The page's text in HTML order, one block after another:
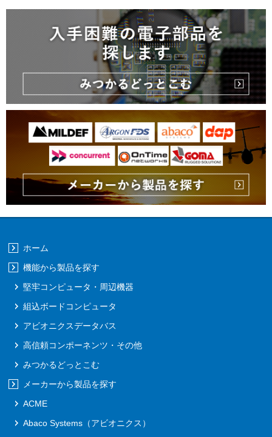
ホーム
機能から製品を探す
堅牢コンピュータ・周辺機器
組込ボードコンピュータ
アビオニクスデータバス
高信頼コンポーネンツ・その他
みつかるどっとこむ
メーカーから製品を探す
ACME
Abaco Systems（アビオニクス）